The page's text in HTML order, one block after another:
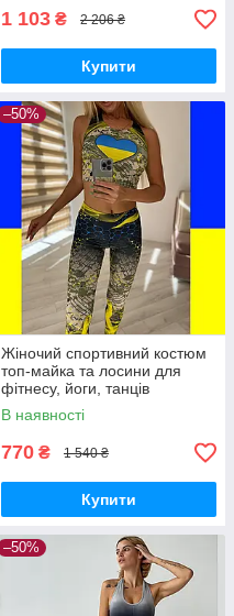
1 103 ₴ 2 206 ₴
Купити
–50%
Жіночий спортивний костюм
топ-майка та лосини для
фітнесу, йоги, танців
патріотичний принт
В наявності
770 ₴ 1 540 ₴
Купити
–50%